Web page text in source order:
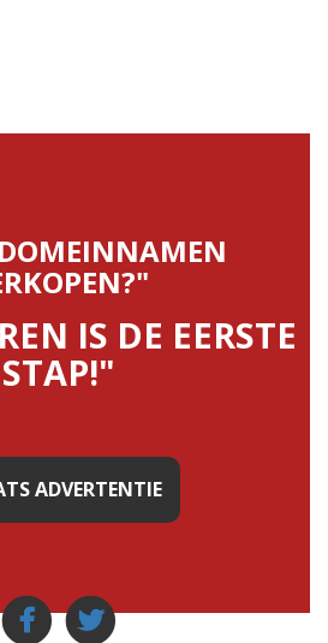
IS DE EERSTE
STAP!"
ADVERTENTIE